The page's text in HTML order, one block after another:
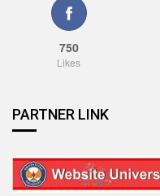
750
Likes
PARTNER LINK